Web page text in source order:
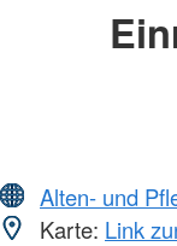
Alten- und
Karte: Link